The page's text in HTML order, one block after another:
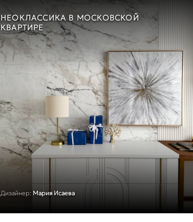
НЕОКЛАССИКА В МОСКОВСКОЙ
КВАРТИРЕ
Дизайнер: Мария Исаева